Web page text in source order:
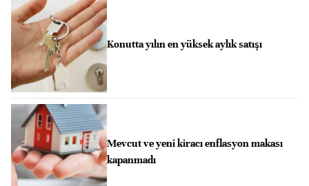
Konutta yılın en yüksek aylık satışı
Mevcut ve yeni kiracı enflasyon makası
kapanmadı